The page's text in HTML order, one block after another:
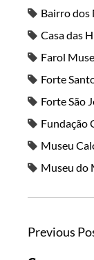
Bairro dos
Casa das
Farol
Forte
Forte São
Fundação
Museu
Museu do
Previous